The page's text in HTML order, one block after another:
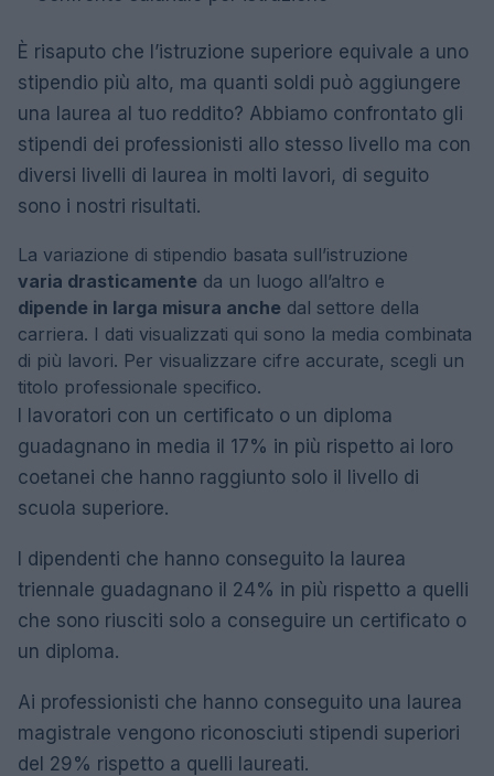
È risaputo che l’istruzione superiore equivale a uno
stipendio più alto, ma quanti soldi può aggiungere
una laurea al tuo reddito? Abbiamo confrontato gli
stipendi dei professionisti allo stesso livello ma con
diversi livelli di laurea in molti lavori, di seguito
sono i nostri risultati.
La variazione di stipendio basata sull’istruzione
varia drasticamente da un luogo all’altro e
dipende in larga misura anche dal settore della
carriera. I dati visualizzati qui sono la media combinata
di più lavori. Per visualizzare cifre accurate, scegli un
titolo professionale specifico.
I lavoratori con un certificato o un diploma
guadagnano in media il 17% in più rispetto ai loro
coetanei che hanno raggiunto solo il livello di
scuola superiore.
I dipendenti che hanno conseguito la laurea
triennale guadagnano il 24% in più rispetto a quelli
che sono riusciti solo a conseguire un certificato o
un diploma.
Ai professionisti che hanno conseguito una laurea
magistrale vengono riconosciuti stipendi superiori
del 29% rispetto a quelli laureati.